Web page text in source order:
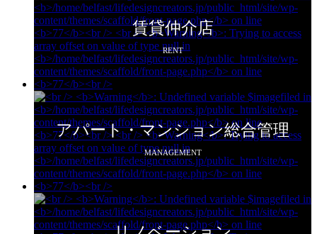
賃貸仲介店
RENT
アパート・マンション総合管理
MANAGEMENT